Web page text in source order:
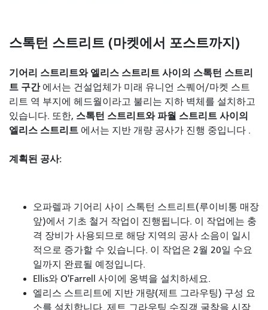
스톡턴 스트리트 (마켓에서 포스트까지)
기어리 스트리트와 엘리스 스트리트 사이의 스톡턴 스트리
트 구간에서는 건설업체가 미래 유니언 스퀘어/마켓 스트
리트 역 부지에 헤드월이라고 불리는 지하 벽체를 설치하고
있습니다. 또한, 스톡턴 스트리트와 파월 스트리트 사이의
엘리스 스트리트 에서는 지반 개량 공사가 진행 중입니다 .
계획된 공사:
오파렐과 기어리 사이 스톡턴 스트리트(루이비통 매장
앞)에서 기초 철거 작업이 진행됩니다. 이 작업에는 충
격 장비가 사용되므로 해당 지역의 공사 소음이 일시
적으로 증가할 수 있습니다. 이 작업은 2월 20일 수요
일까지 완료될 예정입니다.
Ellis와 O'Farrell 사이에 옹벽을 설치하세요.
엘리스 스트리트에 지반 개량(제트 그라우팅) 구성 요
소를 설치합니다. 제트 그라우팅 수직갱 굴착을 시작